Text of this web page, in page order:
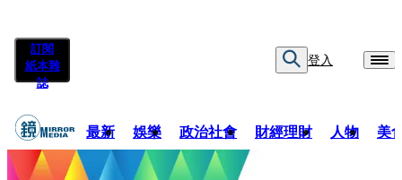
訂閱
紙本雜
誌
登入
最新 娛樂 政治社會 財經理財 人物 美